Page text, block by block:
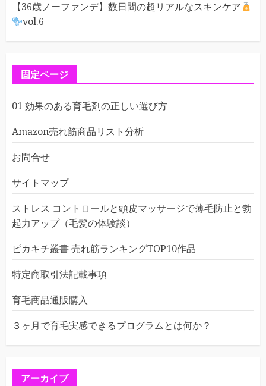
【36歳ノーファンデ】数日間の超リアルなスキンケア
vol.6
固定ページ
01 効果のある育毛剤の正しい選び方
Amazon売れ筋商品リスト分析
お問合せ
サイトマップ
ストレス コントロールと頭皮マッサージで薄毛防止と勃
起力アップ（毛髪の体験談）
ピカキチ叢書 売れ筋ランキングTOP10作品
特定商取引法記載事項
育毛商品通販購入
３ヶ月で育毛実感できるプログラムとは何か？
アーカイブ